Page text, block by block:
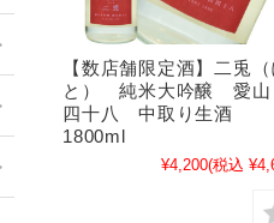
【数店舗限定酒】二兎（
と） 純米大吟醸 愛
四十八 中取り生酒
1800ml
¥4,200(税込